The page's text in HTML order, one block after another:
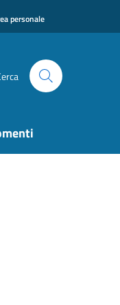
personale